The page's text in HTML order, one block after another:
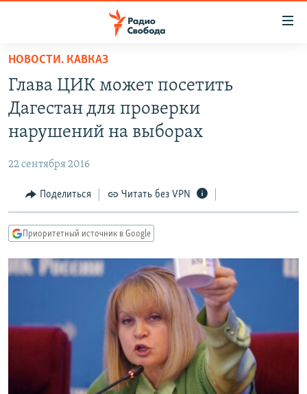
упрощенного
доступа
Вернуться
основному
Вернутся
Вернутся
поиску
ПОДКАСТЫ
АВТОРСКИЕ ПРОЕКТЫ
МНЕНИЯ
КУЛЬТУРА
КАВКАЗ.РЕАЛИИ
СЕВЕР.РЕАЛИИ
РАСПИСАНИЕ ВЕЩАНИЯ
ПОДПИШИТЕСЬ НА РАССЫЛКУ
СОЦИАЛЬНЫЕ СЕТИ
НОВОСТИ. КАВКАЗ
Глава ЦИК может посетить
Дагестан для проверки
нарушений на выборах
22 сентября 2016
Поделиться Читать без VPN
Приоритетный источник в Google